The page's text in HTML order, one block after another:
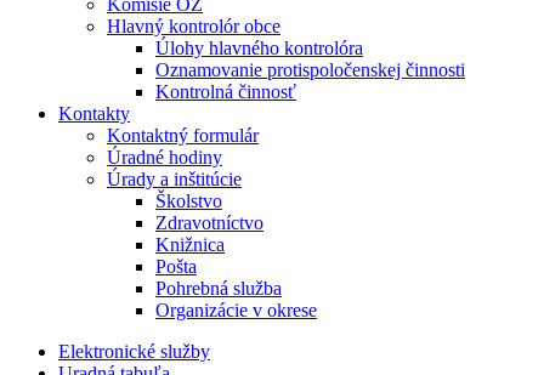
Komisie OZ
Hlavný kontrolór obce
Úlohy hlavného kontrolóra
Oznamovanie protispoločenskej činnosti
Kontrolná činnosť
Kontakty
Kontaktný formulár
Úradné hodiny
Úrady a inštitúcie
Školstvo
Zdravotníctvo
Knižnica
Pošta
Pohrebná služba
Organizácie v okrese
Elektronické služby